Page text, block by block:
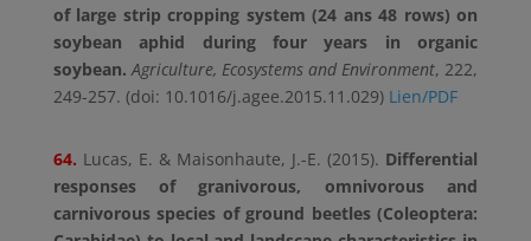
of large strip cropping system (24 ans 48 rows) on
soybean aphid during four years in organic
soybean. Agriculture, Ecosystems and Environment, 222,
249-257. (doi: 10.1016/j.agee.2015.11.029) Lien/PDF
64. Lucas, E. & Maisonhaute, J.-E. (2015). Differential
responses of granivorous, omnivorous and
carnivorous species of ground beetles (Coleoptera: